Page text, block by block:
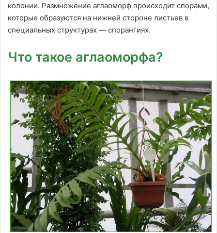
колонии. Размножение аглаоморф происходит спорами,
которые образуются на нижней стороне листьев в
специальных структурах — спорангиях.
Что такое аглаоморфа?